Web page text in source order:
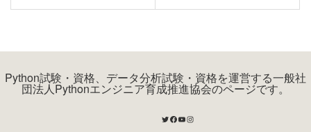
Python試験・資格、データ分析試験・資格を運営する一般社
団法人Pythonエンジニア育成推進協会のページです。
Twitter
Facebook
YouTube
Instagram